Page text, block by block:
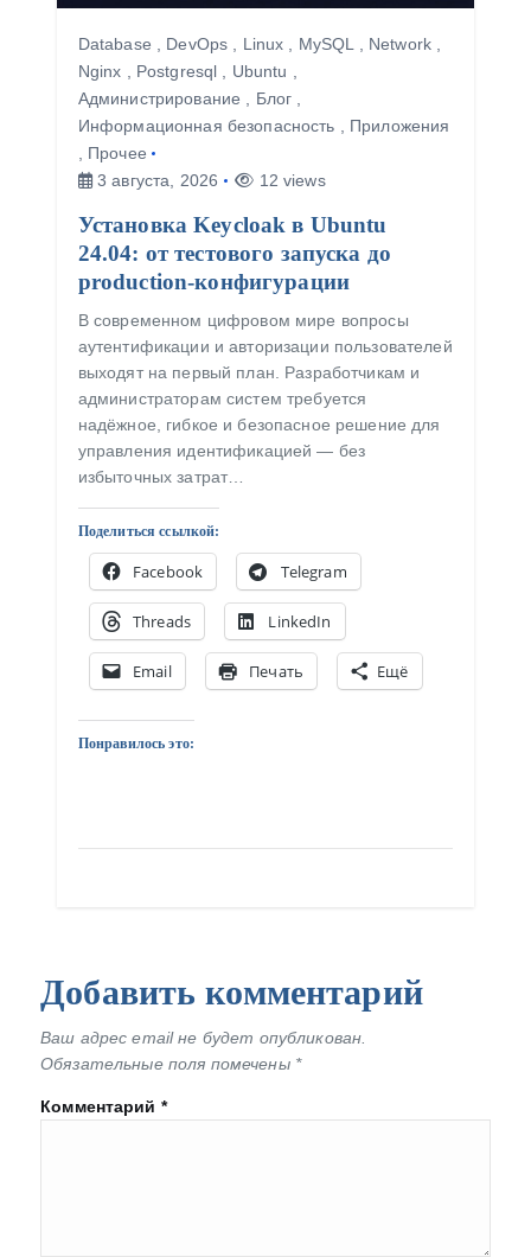
Database , DevOps , Linux , MySQL, Network,
Nginx , Postgresql , Ubuntu ,
Администрирование , Блог ,
Информационная безопасность , Приложения
, Прочее
3 августа, 2026
12 views
Установка Keycloak в Ubuntu
24.04: от тестового запуска до
production-конфигурации
В современном цифровом мире вопросы
аутентификации и авторизации пользователей
выходят на первый план. Разработчикам и
администраторам систем требуется
надёжное, гибкое и безопасное решение для
управления идентификацией — без
избыточных затрат…
Поделиться ссылкой:
Facebook Telegram
Threads LinkedIn
Email Печать Ещё
Понравилось это:
Добавить комментарий
Ваш адрес email не будет опубликован.
Обязательные поля помечены *
Комментарий *